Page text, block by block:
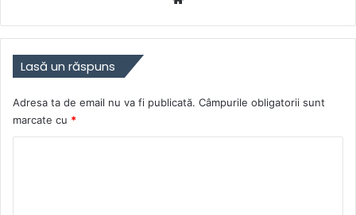
Lasă un răspuns
Adresa ta de email nu va fi publicată. Câmpurile obligatorii sunt
marcate cu *